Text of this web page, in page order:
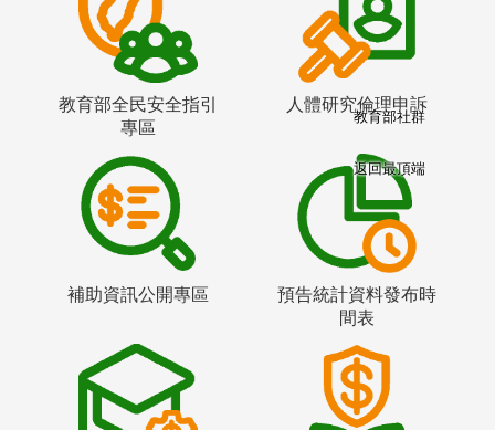
教育部全民安全指引
專區
人體研究倫理申訴
補助資訊公開專區
預告統計資料發布時
間表
教育部社群
返回最頂端